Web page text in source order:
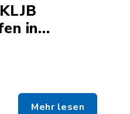
in
Mehr lesen